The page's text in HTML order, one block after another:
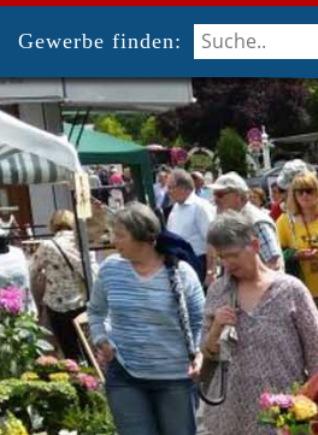
Gewerbe finden: